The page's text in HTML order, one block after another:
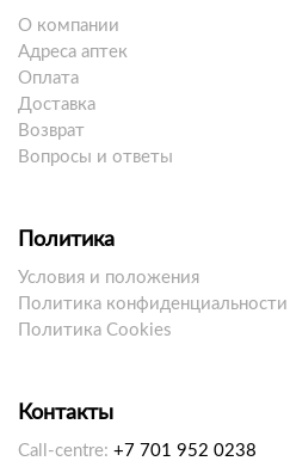
О компании
Адреса аптек
Оплата
Доставка
Возврат
Вопросы и ответы
Политика
Условия и положения
Политика конфиденциальности
Политика Cookies
Контакты
Call-centre: +7 701 952 0238